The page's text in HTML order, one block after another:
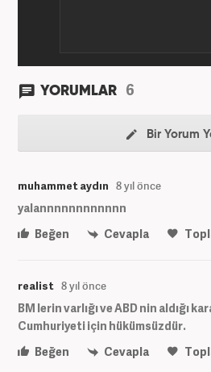
YORUMLAR 6
Bir Yorum
muhammet aydın 8 yıl önce
yalannnnnnnnnnnn
Beğen
Cevapla
realist 8 yıl önce
BM lerin varlığı ve ABD nin aldığı
Cumhuriyeti için hükümsüzdür.
Beğen
Cevapla